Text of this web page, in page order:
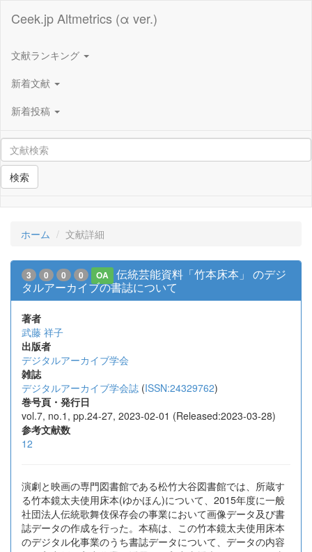
Ceek.jp Altmetrics (α ver.)
文献ランキング
新着文献
新着投稿
検索
ホーム 文献詳細
3 0 0 0 OA
伝統芸能資料「竹本床本」 のデジ
タルアーカイブの書誌について
著者
武藤 祥子
出版者
デジタルアーカイブ学会
雑誌
デジタルアーカイブ学会誌 (ISSN:24329762)
巻号頁・発行日
vol.7, no.1, pp.24-27, 2023-02-01 (Released:2023-03-28)
参考文献数
12
演劇と映画の専門図書館である松竹大谷図書館では、所蔵す
る竹本鏡太夫使用床本(ゆかほん)について、2015年度に一般
社団法人伝統歌舞伎保存会の事業において画像データ及び書
誌データの作成を行った。本稿は、この竹本鏡太夫使用床本
のデジタル化事業のうち書誌データについて、データの内容